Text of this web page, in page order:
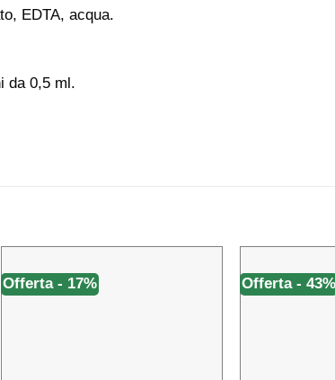
EDTA, acqua.
da 0,5 ml.
Offerta - 17% Offerta - 43%